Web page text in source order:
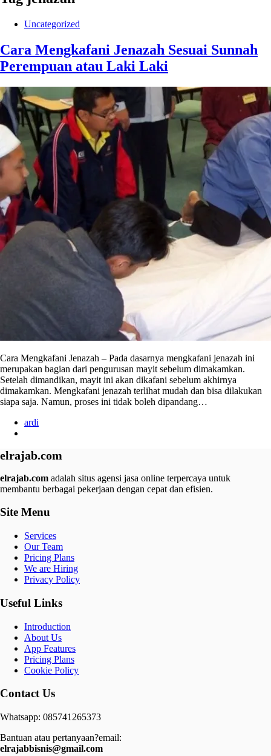
Uncategorized
Cara Mengkafani Jenazah Sesuai Sunnah
Perempuan atau Laki Laki
Cara Mengkafani Jenazah – Pada dasarnya mengkafani jenazah ini
merupakan bagian dari pengurusan mayit sebelum dimakamkan.
Setelah dimandikan, mayit ini akan dikafani sebelum akhirnya
dimakamkan. Mengkafani jenazah terlihat mudah dan bisa dilakukan
siapa saja. Namun, proses ini tidak boleh dipandang…
ardi
elrajab.com
elrajab.com adalah situs agensi jasa online terpercaya untuk
membantu berbagai pekerjaan dengan cepat dan efisien.
Site Menu
Services
Our Team
Pricing Plans
We are Hiring
Privacy Policy
Useful Links
Introduction
About Us
App Features
Pricing Plans
Cookie Policy
Contact Us
Whatsapp: 085741265373
Bantuan atau pertanyaan?email:
elrajabbisnis@gmail.com